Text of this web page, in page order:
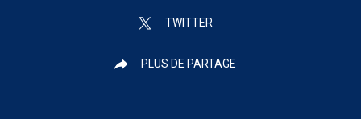
TWITTER
PLUS DE PARTAGE